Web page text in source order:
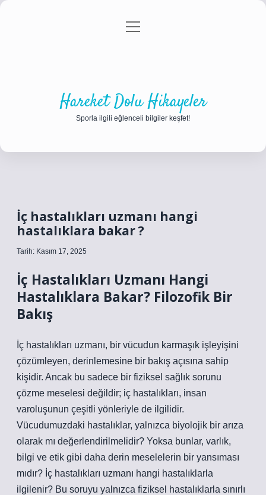
Gizlilik Politikası
menüyü
Hareket Dolu Hikayeler
Sporla ilgili eğlenceli bilgiler keşfet!
İç hastalıkları uzmanı hangi
hastalıklara bakar ?
Tarih: Kasım 17, 2025
İç Hastalıkları Uzmanı Hangi
Hastalıklara Bakar? Filozofik Bir
Bakış
İç hastalıkları uzmanı, bir vücudun karmaşık işleyişini
çözümleyen, derinlemesine bir bakış açısına sahip
kişidir. Ancak bu sadece bir fiziksel sağlık sorunu
çözme meselesi değildir; iç hastalıkları, insan
varoluşunun çeşitli yönleriyle de ilgilidir.
Vücudumuzdaki hastalıklar, yalnızca biyolojik bir arıza
olarak mı değerlendirilmelidir? Yoksa bunlar, varlık,
bilgi ve etik gibi daha derin meselelerin bir yansıması
mıdır? İç hastalıkları uzmanı hangi hastalıklarla
ilgilenir? Bu soruyu yalnızca fiziksel hastalıklarla sınırlı